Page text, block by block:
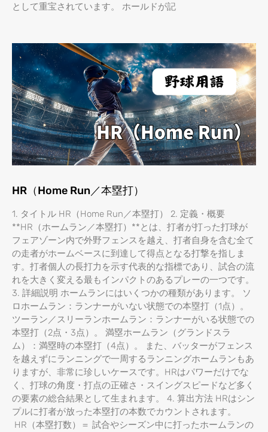
として重宝されています。 ホールドが記
HR（Home Run／本塁打）
1. タイトル HR（Home Run／本塁打） 2. 定義・概要
**HR（ホームラン／本塁打）**とは、打者が打った打球が
フェアゾーン内で外野フェンスを越え、打者自身を含む全て
の走者がホームベースに到達して得点となる打撃を指しま
す。打者個人の長打力を示す代表的な指標であり、試合の流
れを大きく変える最もインパクトのあるプレーの一つです。
3. 詳細説明 ホームランにはいくつかの種類があります。 ソ
ロホームラン：ランナーがいない状態での本塁打（1点）。
ツーラン／スリーランホームラン：ランナーがいる状態での
本塁打（2点・3点）。 満塁ホームラン（グランドスラ
ム）：満塁時の本塁打（4点）。 また、バッターがフェンス
を越えずにランニングで一周するランニングホームランもあ
りますが、非常に珍しいケースです。HRはパワーだけでな
く、打球の角度・打点の正確さ・スイングスピードなど多く
の要素の総合結果として生まれます。 4. 算出方法 HRはシン
プルに打者が放った本塁打の本数でカウントされます。
HR（本塁打数）＝ 試合やシーズン中に打ったホームランの